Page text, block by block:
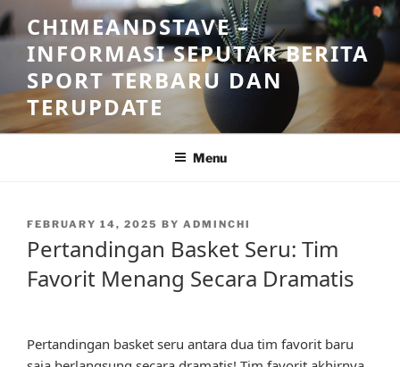
Skip
to
content
CHIMEANDSTAVE –
INFORMASI SEPUTAR BERITA
SPORT TERBARU DAN
TERUPDATE
Menu
POSTED
FEBRUARY 14, 2025 BY ADMINCHI
Pertandingan Basket Seru: Tim
Favorit Menang Secara Dramatis
Pertandingan basket seru antara dua tim favorit baru